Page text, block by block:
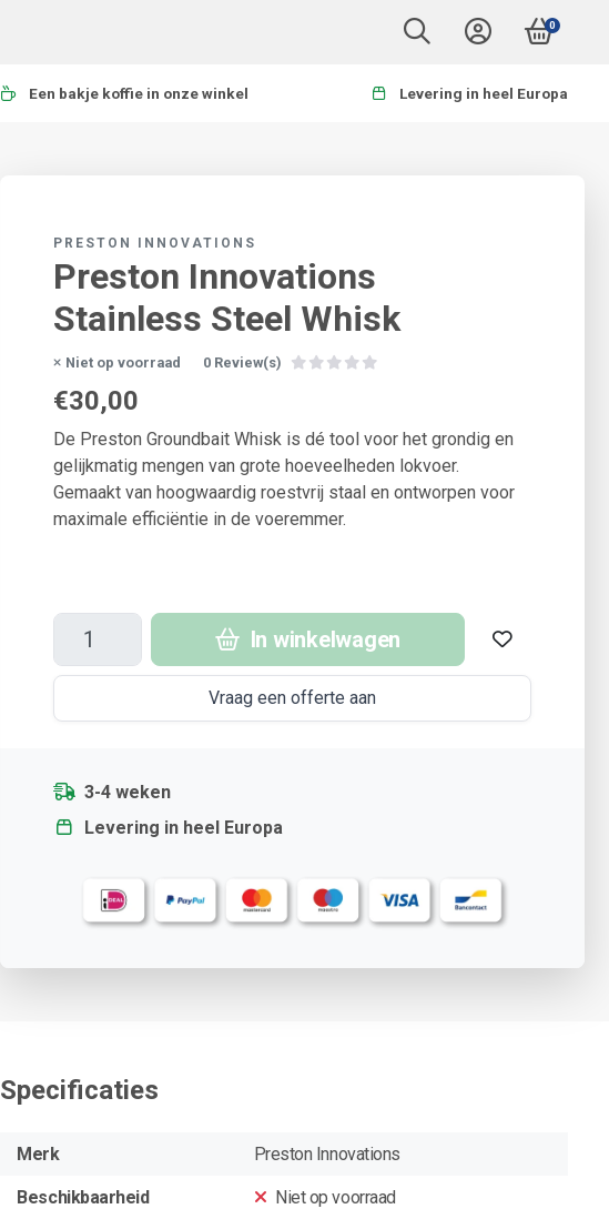
0
Een bakje koffie in onze winkel Levering in heel Europa
PRESTON INNOVATIONS
Preston Innovations
Stainless Steel Whisk
Niet op voorraad 0 Review(s)
€30,00
De Preston Groundbait Whisk is dé tool voor het grondig en
gelijkmatig mengen van grote hoeveelheden lokvoer.
Gemaakt van hoogwaardig roestvrij staal en ontworpen voor
maximale efficiëntie in de voeremmer.
In winkelwagen
Vraag een offerte aan
3-4 weken
Levering in heel Europa
Specificaties
Merk Preston Innovations
Beschikbaarheid Niet op voorraad